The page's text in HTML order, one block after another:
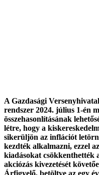
A Gazdasági
rendszer 2024. július 1-én
összehasonlításának
létre, hogy a
sikerüljön az inflációt
kezdték alkalmazni, ezzel
kiadásokat csökkenthették
akciózás kivezetését
Árfigyelő, betöltve az egy